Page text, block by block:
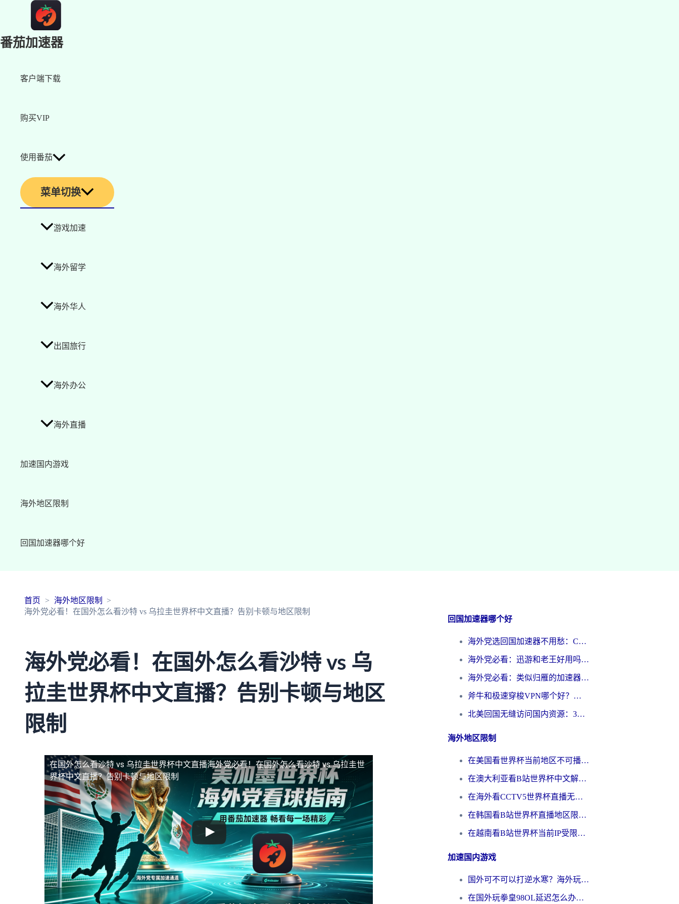
番茄加速器
客户端下载
购买VIP
使用番茄
菜单切换
游戏加速
海外留学
海外华人
出国旅行
海外办公
海外直播
加速国内游戏
海外地区限制
回国加速器哪个好
首页
海外地区限制
海外党必看！在国外怎么看沙特 vs 乌拉圭世界杯中文直播？告别卡顿与地区限制
海外党必看！在国外怎么看沙特 vs 乌
拉圭世界杯中文直播？告别卡顿与地区
限制
在国外怎么看沙特 vs 乌拉圭世界杯中文直播海外党必看！在国外怎么看沙特 vs 乌拉圭世
界杯中文直播？告别卡顿与地区限制
回国加速器哪个好
海外党选回国加速器不用愁：ChickCN和洞见哪个好？一篇搞定所有疑问
海外党必看：迅游和老王好用吗？3分钟选对加速国内网络的加速器
海外党必看：类似归雁的加速器怎么选？一篇搞定无缝访问国内资源
斧牛和极速穿梭VPN哪个好？海外党选回国加速器必看的真实对比与避坑指南
北美回国无缝访问国内资源：3年海外党亲测的加速器选择指南
海外地区限制
在美国看世界杯当前地区不可播放？海外党体育观赛终极指南来了！
在澳大利亚看B站世界杯中文解说仅限中国大陆？这篇指南帮你打破限制看遍赛事
在海外看CCTV5世界杯直播无法播放？这篇指南让你和国内球迷同步呐喊
在韩国看B站世界杯直播地区限制？这篇指南让你告别“当前地区不可播放”
在越南看B站世界杯当前IP受限制？海外党体育观赛终极指南来了
加速国内游戏
国外可不可以打逆水寒？海外玩家国服畅玩终极指南（附漫威荒野乱斗加速方案）
在国外玩拳皇98OL延迟怎么办？海外党亲测有效的低延迟指南